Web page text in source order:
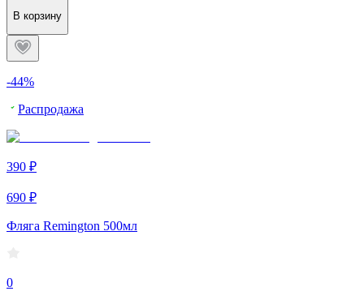
В корзину
-44%
Распродажа
390 ₽
690 ₽
Фляга Remington 500мл
0